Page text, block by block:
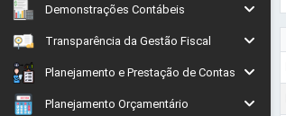
Demonstrações Contábeis
Transparência da Gestão Fiscal
Planejamento e Prestação de Contas
Planejamento Orçamentário